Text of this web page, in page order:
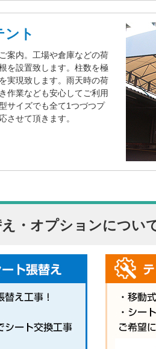
ント
案内。工場や倉庫などの荷
を設置致します。柱数を極
実現致します。雨天時の荷
作業なども安心してご利用
サイズでも全て1つづつプ
させて頂きます。
・オプションについ